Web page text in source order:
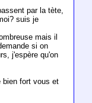
par la tète,
suis je
mais il
si on
j'espère qu'on
bien fort vous et